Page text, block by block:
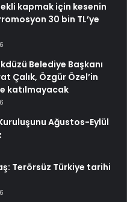
kapmak için kesenin
30 bin TL’ye
Belediye Başkanı
Çalık, Özgür Özel’in
katılmayacak
Ağustos-Eylül
Terörsüz Türkiye tarihi